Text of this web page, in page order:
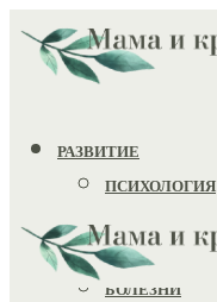
РАЗВИТИЕ
ПСИХОЛОГИЯ
ИГРУШКИ
ЗДОРОВЬЕ
БОЛЕЗНИ